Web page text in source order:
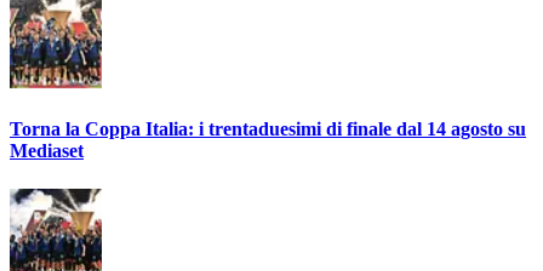
Torna la Coppa Italia: i trentaduesimi di finale dal 14 agosto su
Mediaset